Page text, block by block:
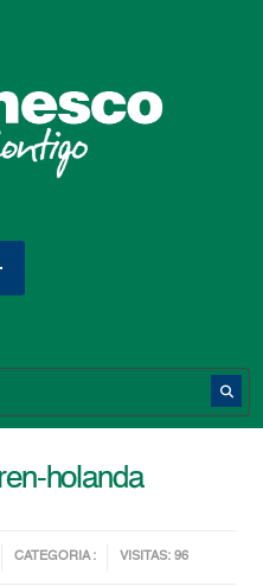
holanda
CATEGORIA : VISITAS: 96